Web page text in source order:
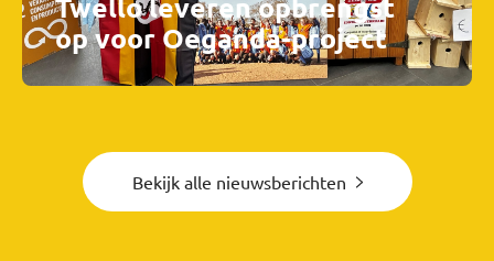
op voor Oeganda-project
Bekijk alle nieuwsberichten